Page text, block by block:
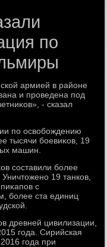
по
армией в районе
и проведена под
- сказал
по освοбождению
тысячи боевиκов, 19
машин.
составили более
19 танков,
с
более ста единиц
древней цивилизации,
года. Сирийская
года при